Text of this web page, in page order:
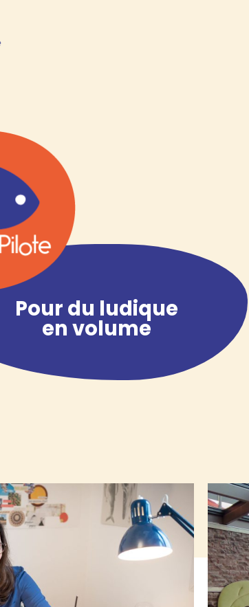
Pour du ludique
en volume